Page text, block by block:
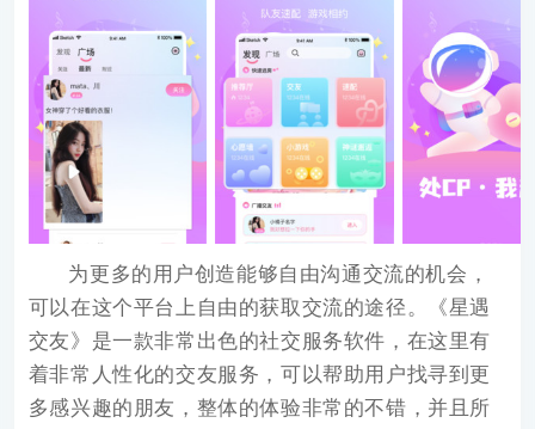
为更多的用户创造能够自由沟通交流的机会，
可以在这个平台上自由的获取交流的途径。《星遇
交友 》是一款非常出色的社交服务软件，在这里有
着非常人性化的交友服务，可以帮助用户找寻到更
多感兴趣的朋友，整体的体验非常的不错，并且所